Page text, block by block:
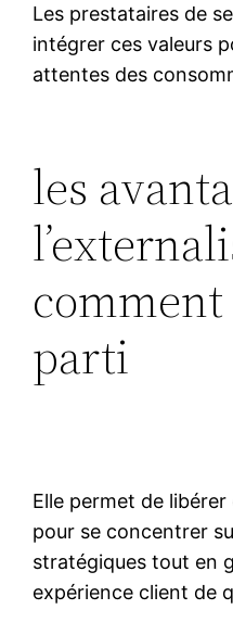
Les prestataires de
intégrer ces valeurs
attentes des
les
parti
Elle permet de
pour se concentrer
stratégiques tout en
expérience client de